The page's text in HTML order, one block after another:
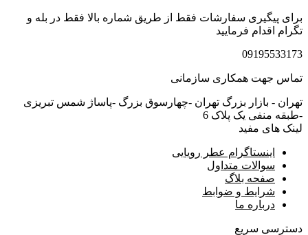
برای پیگیری سفارشات فقط از طریق شماره بالا فقط در بله و
تگرام اقدام فرمایید
09195533173
تماس جهت همکاری سازمانی
تهران - بازار بزرگ تهران -چهارسوق بزرگ -پاساژ شمس تبریزی
-طبقه منفی یک پلاک 6
لینک های مفید
اینستاگرام عطر رویایی
سوالات متداول
صفحه بلاگ
شرایط و ضوابط
درباره ما
دسترسی سریع